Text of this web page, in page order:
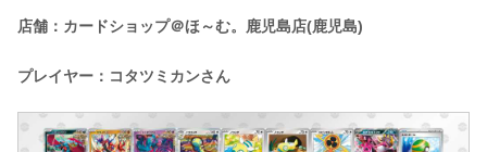
店舗：カードショップ＠ほ～む。鹿児島店(鹿児島)
プレイヤー：コタツミカンさん